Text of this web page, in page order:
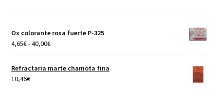
Ox colorante rosa fuerte P-325
4,65€-40,00€Rango
precios:
Refractaria marte chamota fina
10,46€